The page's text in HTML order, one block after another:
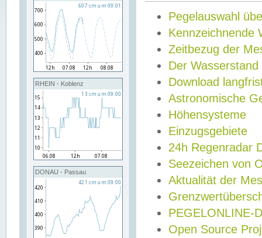
RHEIN - Koblenz
DONAU - Passau
Pegelauswahl
Kennzeichnende
Zeitbezug der
Der Wasserstand
Download
Astronomische
Höhensysteme
Einzugsgebiete
24h Regenradar
Seezeichen von
Aktualität der
PEGELONLINE-
Open Source